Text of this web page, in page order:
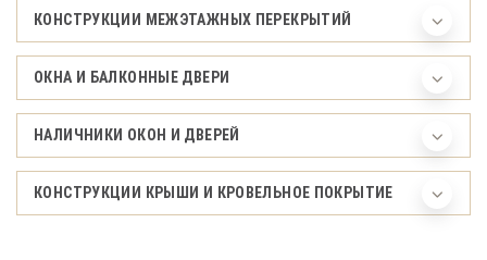
КОНСТРУКЦИИ МЕЖЭТАЖНЫХ ПЕРЕКРЫТИЙ
ОКНА И БАЛКОННЫЕ ДВЕРИ
НАЛИЧНИКИ ОКОН И ДВЕРЕЙ
КОНСТРУКЦИИ КРЫШИ И КРОВЕЛЬНОЕ ПОКРЫТИЕ